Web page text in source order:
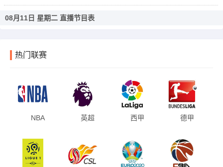
08月11日 星期二 直播节目表
热门联赛
NBA 英超 西甲 德甲